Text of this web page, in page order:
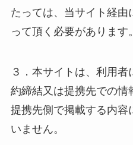
たっては、当サイト経
って頂く必要があります。
３．本サイトは、利用
約締結又は提携先での情
提携先側で掲載する内容
いません。